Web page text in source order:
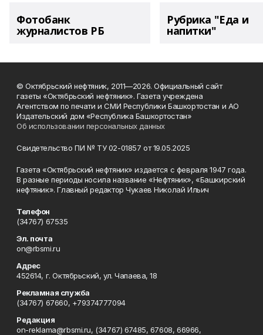
Фотобанк
журналистов РБ
Рубрика "Еда и
напитки"
© Октябрьский нефтяник, 2011—2026. Официальный сайт
газеты «Октябрьский нефтяник». Газета учреждена
Агентством по печати и СМИ Республики Башкортостан и АО
Издательский дом «Республика Башкортостан»
Об использовании персональных данных
Свидетельство ПИ № ТУ 02-01857 от 19.05.2025
Газета «Октябрьский нефтяник» издается с февраля 1947 года.
В разные периоды носила название «Нефтяник», «Башкирский
нефтяник». Главный редактор Чукаев Николай Ильич
Телефон
(34767) 67535
Эл. почта
on@rbsmi.ru
Адрес
452614, г. Октябрьский, ул. Чапаева, 18
Рекламная служба
(34767) 67660, +79374777094
Редакция
on-reklama@rbsmi.ru, (34767) 67485, 67608, 66966,